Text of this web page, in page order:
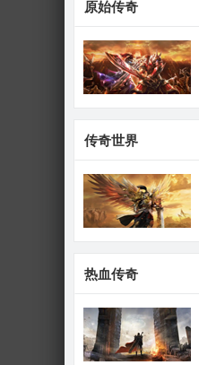
原始传奇
传奇世界
热血传奇